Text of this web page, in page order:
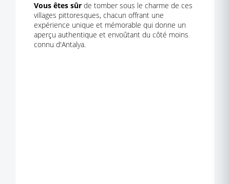
Vous êtes sûr de tomber sous le charme de ces
villages pittoresques, chacun offrant une
expérience unique et mémorable qui donne un
aperçu authentique et envoûtant du côté moins
connu d'Antalya.